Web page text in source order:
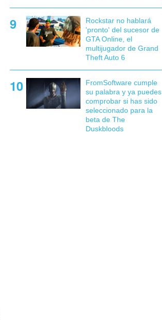
Rockstar no hablará
'pronto' del sucesor de
GTA Online, el
multijugador de Grand
Theft Auto 6
FromSoftware cumple
su palabra y ya puedes
comprobar si has sido
seleccionado para la
beta de The
Duskbloods